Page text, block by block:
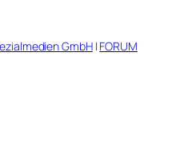
GmbH| FORUM